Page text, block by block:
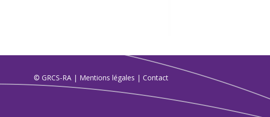
© GRCS-RA | Mentions légales | Contact